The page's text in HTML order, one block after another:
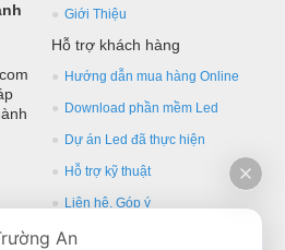
Giới Thiệu
Hỗ trợ khách hàng
Hướng dẫn mua hàng Online
Download phần mềm Led
Dự án Led đã thực hiện
Hỗ trợ kỹ thuật
Liên hệ, Góp ý
An